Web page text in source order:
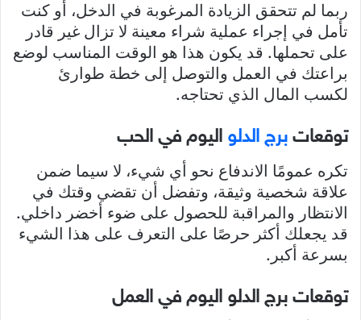
ربما لم تتحقق الزيادة المرغوبة في الدخل، أو كنت
تأمل في إجراء عملية شراء معينة لا تزال غير قادر
على تحملها. قد يكون هذا هو الوقت المناسب لوضع
براعتك في العمل والتوصل إلى خطة طوارئ
لكسب المال الذي تحتاجه.
توقعات برج الدلو اليوم في الحب
تكره عمومًا الاندفاع نحو أي شيء، لا سيما ضمن
علاقة شخصية وثيقة، وتفضل أن تقضي وقتك في
الانتظار والمراقبة للحصول على ضوء أخضر داخلي.
قد يجعلك أكثر حرصًا على التعرف على هذا الشيء
بسرعة أكبر.
توقعات برج الدلو اليوم في العمل